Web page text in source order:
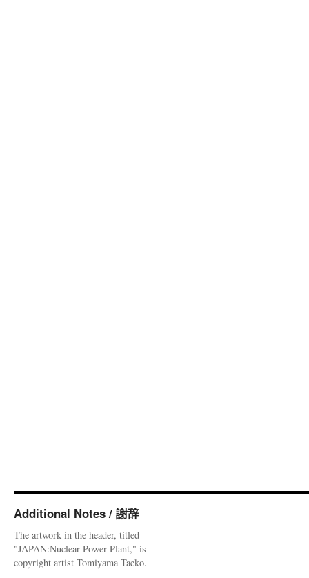
Additional Notes / 謝辞
The artwork in the header, titled
"JAPAN:Nuclear Power Plant," is
copyright artist Tomiyama Taeko.